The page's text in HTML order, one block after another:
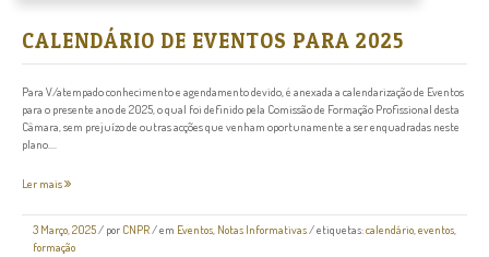
CALENDÁRIO DE EVENTOS PARA 2025
Para V/atempado conhecimento e agendamento devido, é anexada a calendarização de Eventos
para o presente ano de 2025, o qual foi definido pela Comissão de Formação Profissional desta
Câmara, sem prejuízo de outras acções que venham oportunamente a ser enquadradas neste
plano....
Ler mais
3 Março, 2025/ por CNPR/ em Eventos, Notas Informativas/ etiquetas:calendário,eventos,
formação